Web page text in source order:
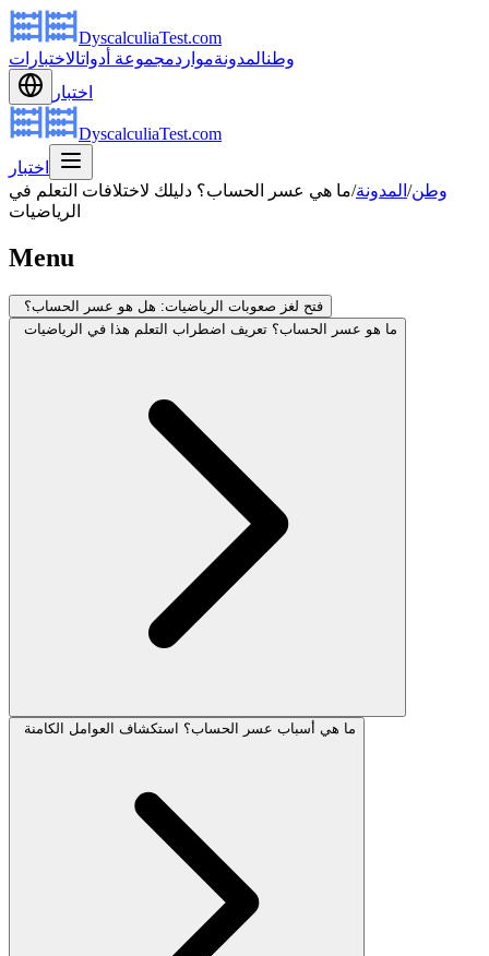
DyscalculiaTest.com
وطنالمدونةمواردمجموعة أدواتالاختبارات
اختبار
DyscalculiaTest.com
اختبار
وطن/ المدونة/ما هي عسر الحساب؟ دليلك لاختلافات التعلم في
الرياضيات
Menu
فتح لغز صعوبات الرياضيات: هل هو عسر الحساب؟
ما هو عسر الحساب؟ تعريف اضطراب التعلم هذا في الرياضيات
ما هي أسباب عسر الحساب؟ استكشاف العوامل الكامنة